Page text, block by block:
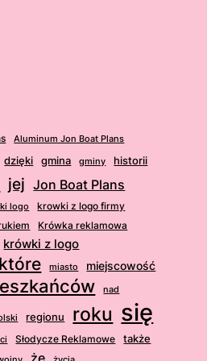
Aluminum Jon Boat Plans
dzięki gmina gminy historii
jej Jon Boat Plans
logo
krowki z logo firmy
Krówka reklamowa
krówki z logo
które miasto miejscowość
nad
regionu roku się
Słodycze Reklamowe także